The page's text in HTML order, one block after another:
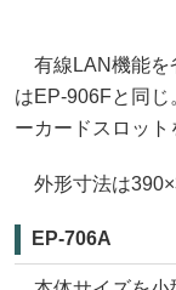
有線LAN機能を
はEP-906Fと同
ーカードスロット
外形寸法は
EP-706A